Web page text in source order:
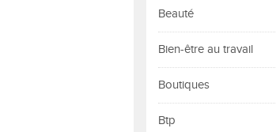
Beauté
Bien-être au travail
Boutiques
Btp